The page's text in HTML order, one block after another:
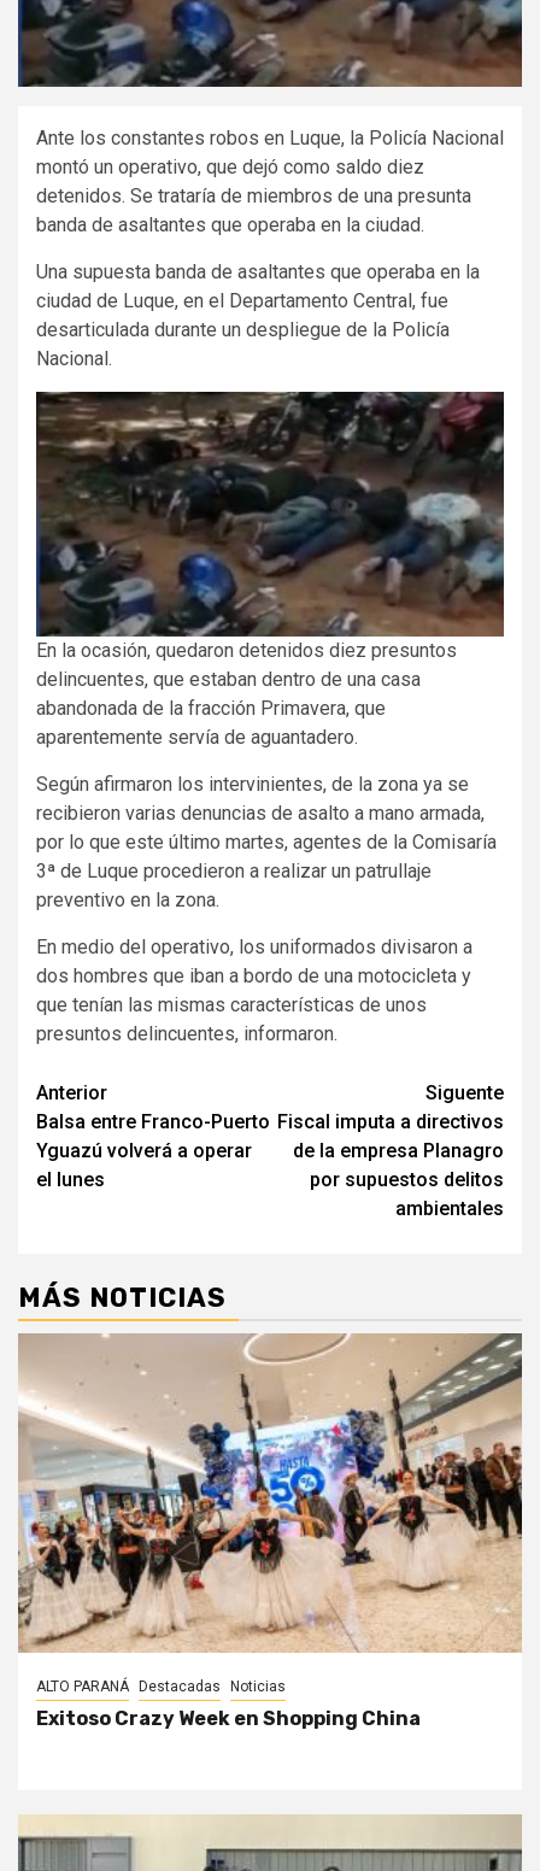
Ante los constantes robos en Luque, la Policía Nacional
montó un operativo, que dejó como saldo diez
detenidos. Se trataría de miembros de una presunta
banda de asaltantes que operaba en la ciudad.
Una supuesta banda de asaltantes que operaba en la
ciudad de Luque, en el Departamento Central, fue
desarticulada durante un despliegue de la Policía
Nacional.
En la ocasión, quedaron detenidos diez presuntos
delincuentes, que estaban dentro de una casa
abandonada de la fracción Primavera, que
aparentemente servía de aguantadero.
Según afirmaron los intervinientes, de la zona ya se
recibieron varias denuncias de asalto a mano armada,
por lo que este último martes, agentes de la Comisaría
3ª de Luque procedieron a realizar un patrullaje
preventivo en la zona.
En medio del operativo, los uniformados divisaron a
dos hombres que iban a bordo de una motocicleta y
que tenían las mismas características de unos
presuntos delincuentes, informaron.
Navegación
de
entradas
Anterior
Balsa entre Franco-Puerto
Yguazú volverá a operar
el lunes
Siguente
Fiscal imputa a directivos
de la empresa Planagro
por supuestos delitos
ambientales
MÁS NOTICIAS
ALTO PARANÁ Destacadas Noticias
Exitoso Crazy Week en Shopping China